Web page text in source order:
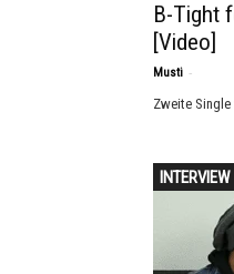
B-Tight
[Video]
Musti -
Zweite
INTERVIEW